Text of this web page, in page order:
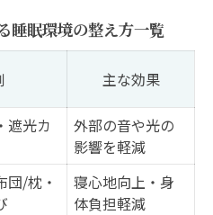
策アイデア比較表
るための家族協力術
つタイムスケジュール例
時期と対策の見極め方
成功する実践ステップ
安心の夜泣き相談先
睡眠環境の整え方一覧
主な効果
遮光カ
外部の音や光の
影響を軽減
団/枕・
寝心地向上・身
体負担軽減